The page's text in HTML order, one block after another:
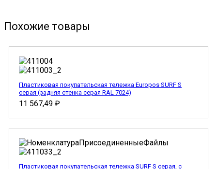
Похожие товары
Пластиковая покупательская тележка Europos SURF S
серая (задняя стенка серая RAL 7024)
11 567,49 ₽
Пластиковая покупательская тележка SURF S серая, с